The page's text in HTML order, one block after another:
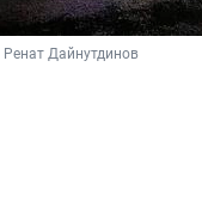
Ренат Дайнутдинов